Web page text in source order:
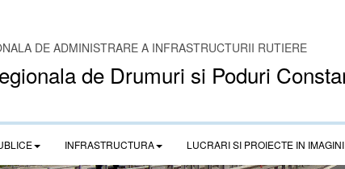
DE ADMINISTRARE A INFRASTRUCTURII RUTIERE
de Drumuri si Poduri
INFRASTRUCTURA LUCRARI SI PROIECTE IN IMAGINI